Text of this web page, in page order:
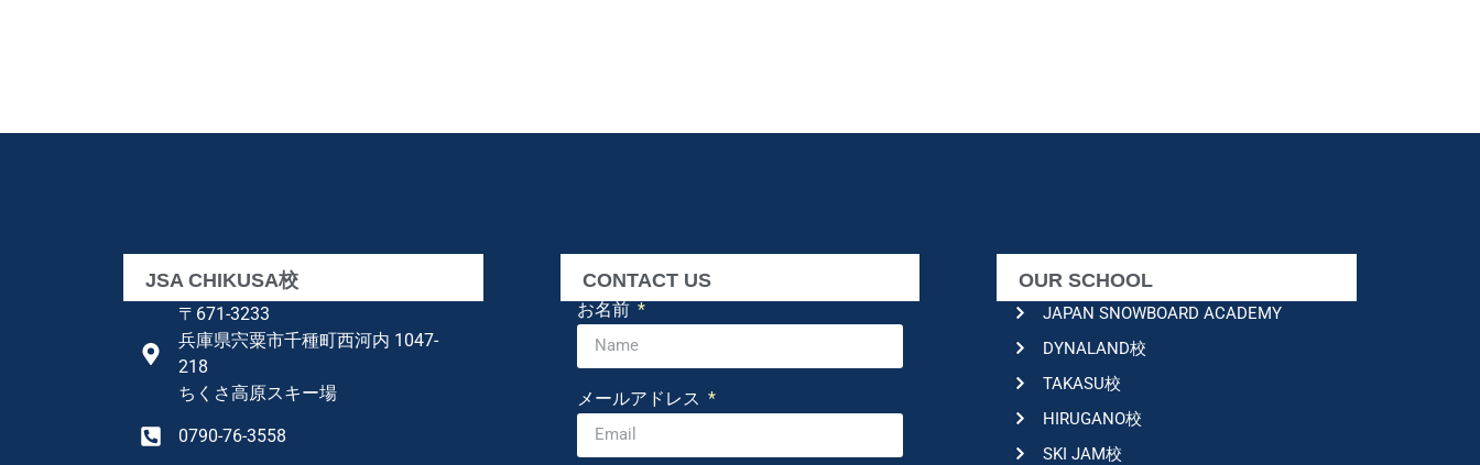
JSA CHIKUSA校
〒671-3233
兵庫県宍粟市千種町西河内 1047-
218
ちくさ高原スキー場
0790-76-3558
CONTACT US
お名前
メールアドレス
OUR SCHOOL
JAPAN SNOWBOARD ACADEMY
DYNALAND校
TAKASU校
HIRUGANO校
SKI JAM校